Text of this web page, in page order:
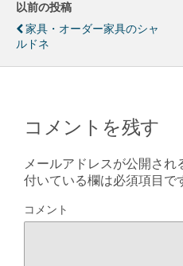
以前の投稿
家具・オーダー家具のシャ
ルドネ
コメントを残す
メールアドレスが公開され
付いている欄は必須項目で
コメント